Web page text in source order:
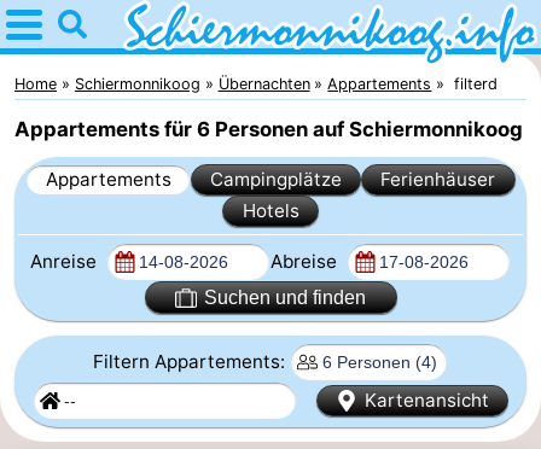
Home
Schiermonnikoog
Tipps
Für
Nationalpark
Friesischen
Inseln
Wattenmeer
Home Schiermonnikoog Übernachten Appartements filterd
Appartements für 6 Personen auf Schiermonnikoog
Appartements Campingplätze
Ferienhäuser
Hotels
Anreise Abreise
Suchen und finden
Filtern Appartements:
Kartenansicht